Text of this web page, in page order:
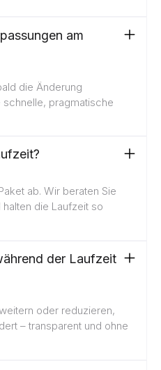
am
die Änderung
pragmatische
ab. Wir beraten Sie
die Laufzeit so
der Laufzeit
oder reduzieren,
– transparent und ohne